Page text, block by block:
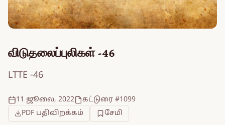
விடுதலைப்புலிகள் -46
LTTE -46
11 ஜூலை, 2022
கட்டுரை #1099
PDF பதிவிறக்கம்
சேமி